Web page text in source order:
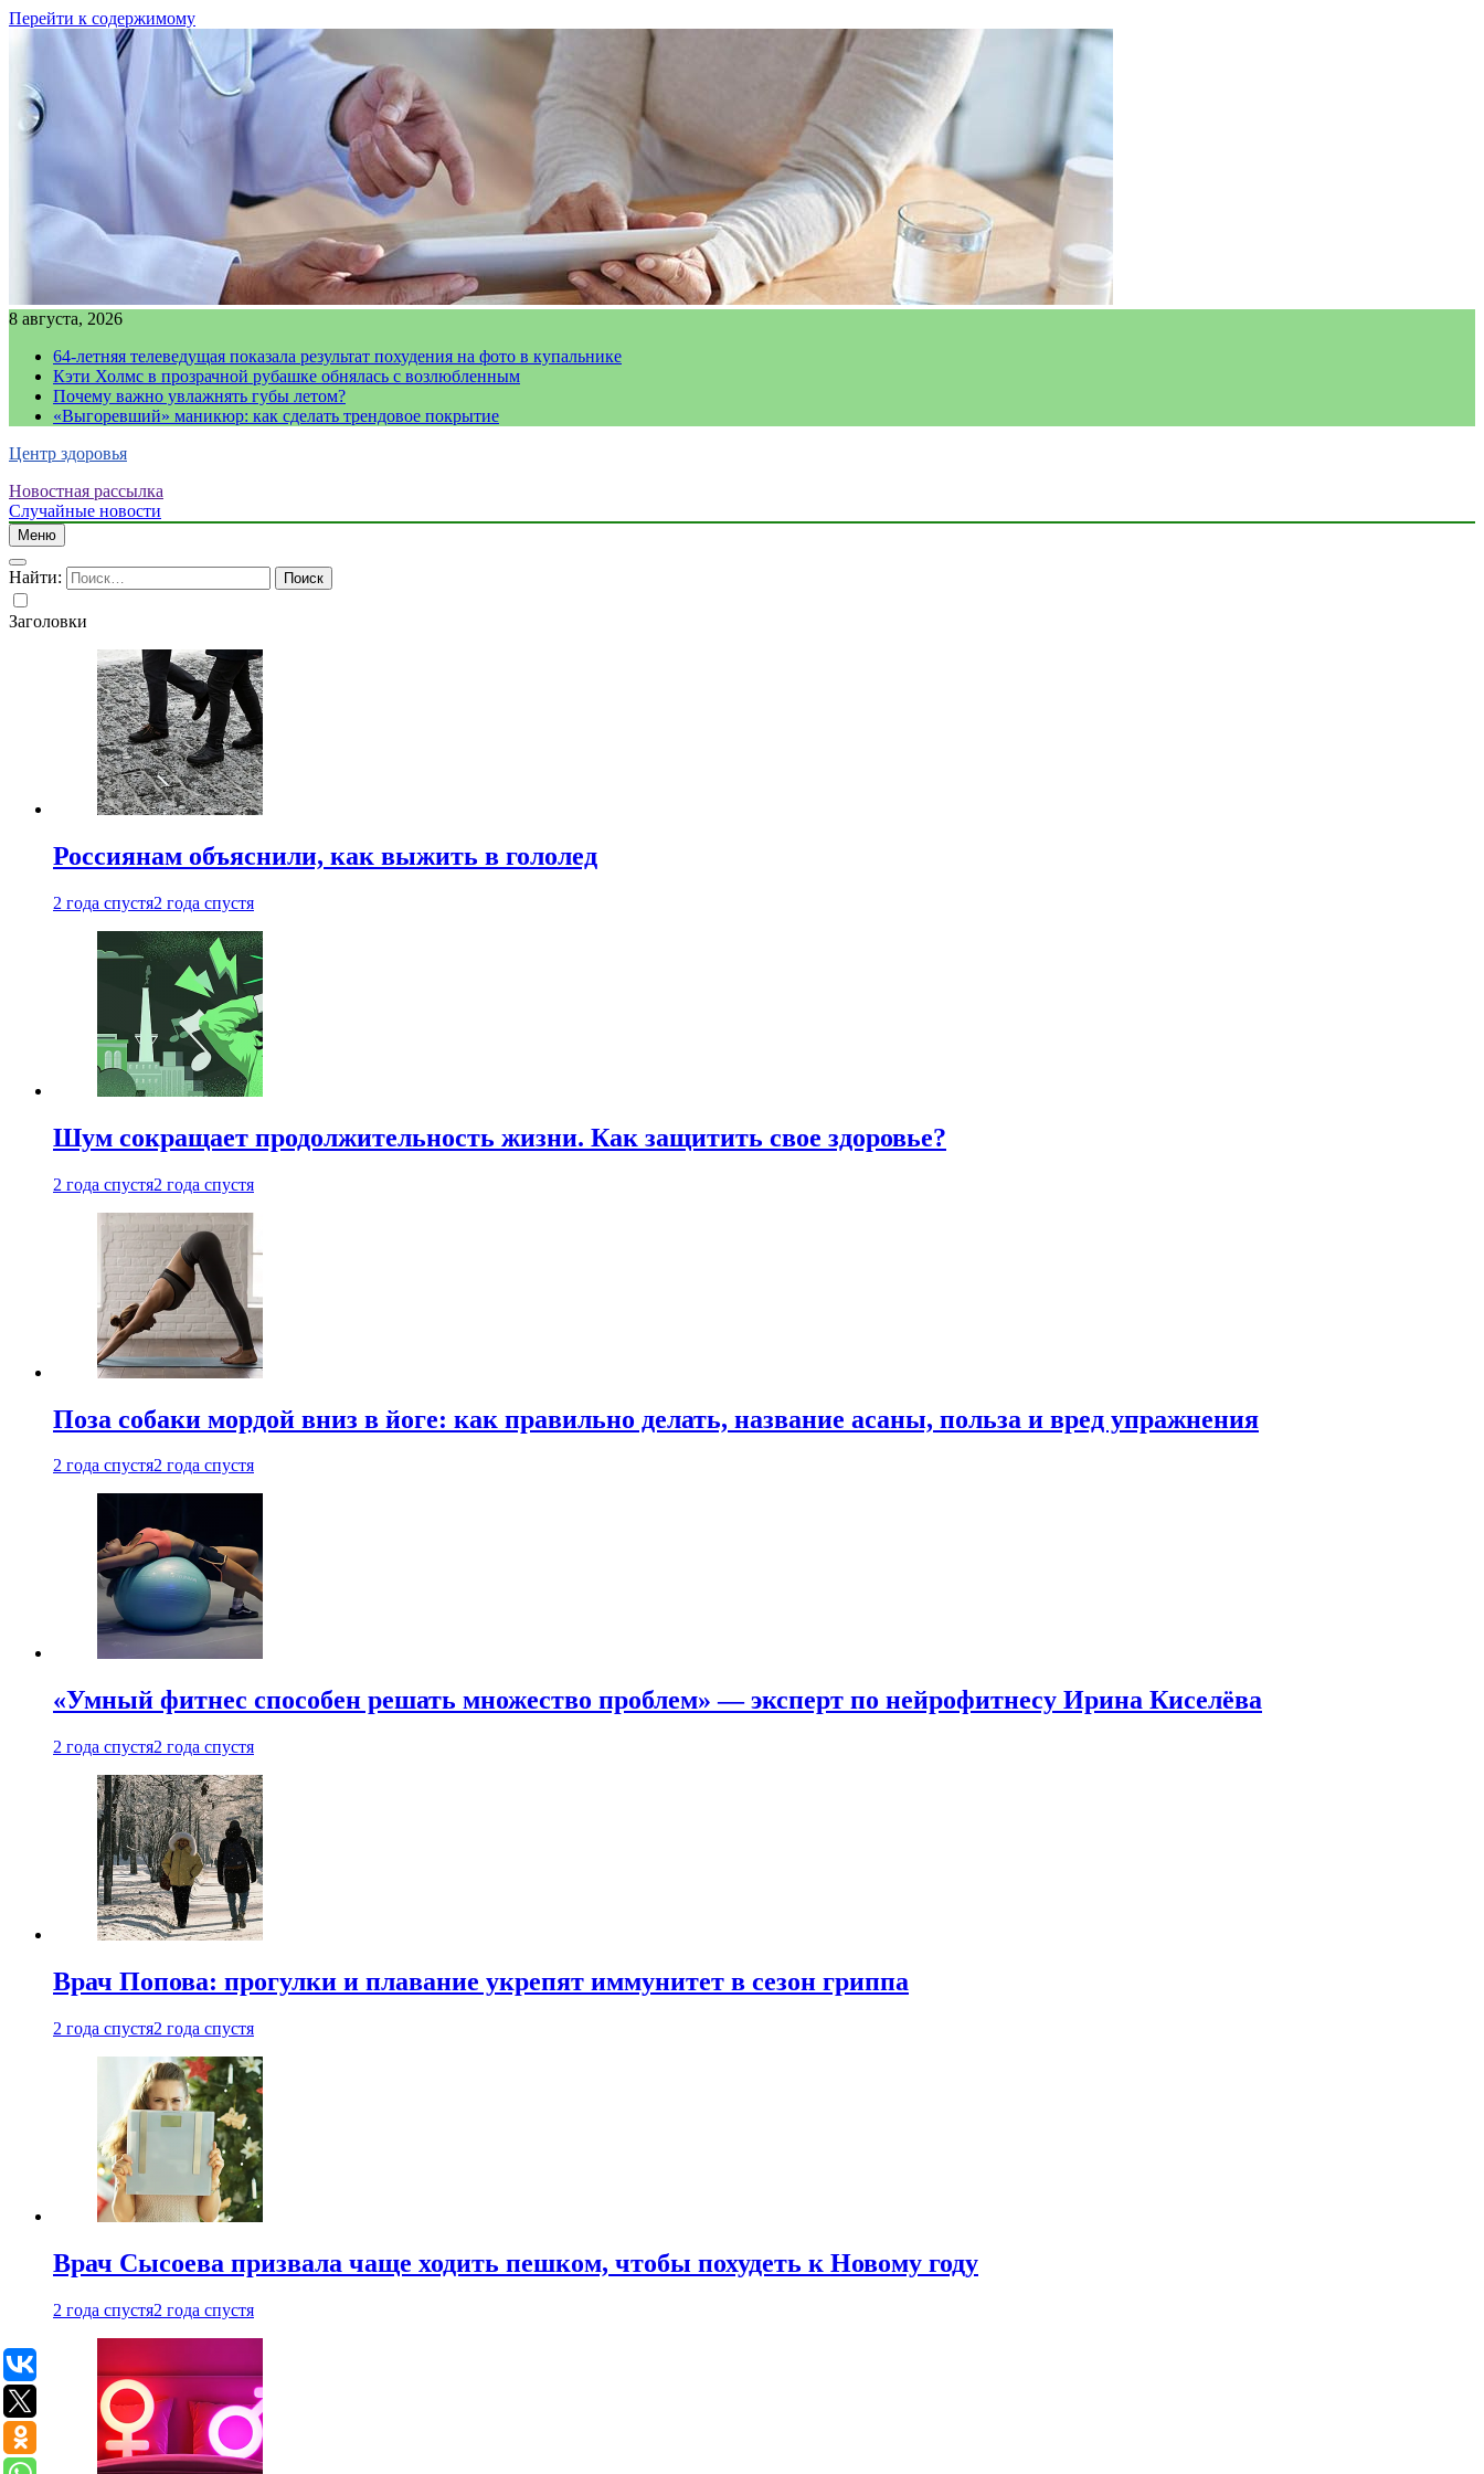
Перейти к содержимому
8 августа, 2026
64-летняя телеведущая показала результат похудения на фото в купальнике
Кэти Холмс в прозрачной рубашке обнялась с возлюбленным
Почему важно увлажнять губы летом?
«Выгоревший» маникюр: как сделать трендовое покрытие
Центр здоровья
Новостная рассылка
Случайные новости
Меню
Найти:
Заголовки
Россиянам объяснили, как выжить в гололед
2 года спустя2 года спустя
Шум сокращает продолжительность жизни. Как защитить свое здоровье?
2 года спустя2 года спустя
Поза собаки мордой вниз в йоге: как правильно делать, название асаны, польза и вред упражнения
2 года спустя2 года спустя
«Умный фитнес способен решать множество проблем» — эксперт по нейрофитнесу Ирина Киселёва
2 года спустя2 года спустя
Врач Попова: прогулки и плавание укрепят иммунитет в сезон гриппа
2 года спустя2 года спустя
Врач Сысоева призвала чаще ходить пешком, чтобы похудеть к Новому году
2 года спустя2 года спустя